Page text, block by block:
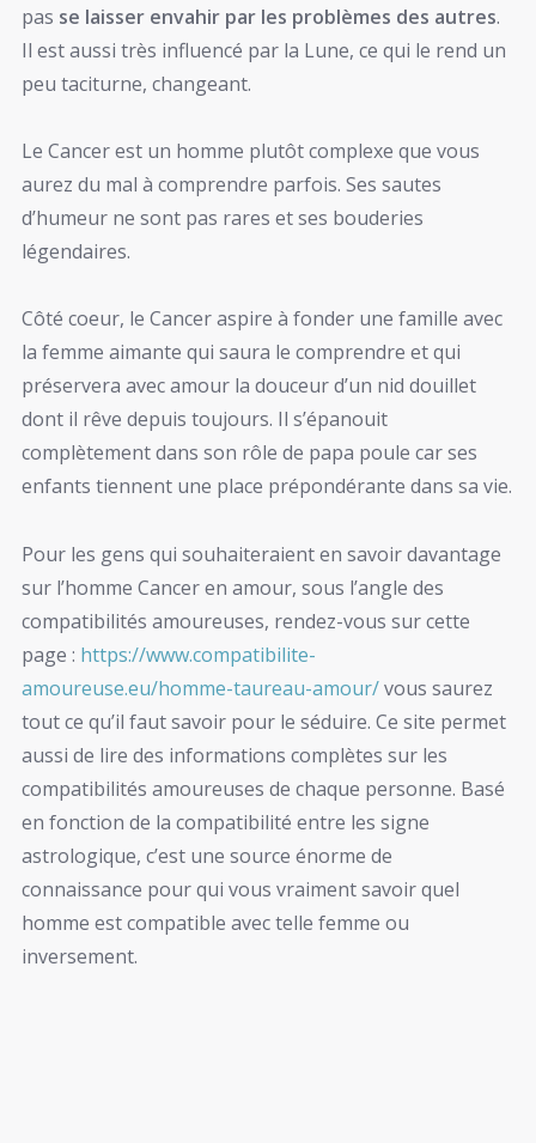
pas se laisser envahir par les problèmes des autres.
Il est aussi très influencé par la Lune, ce qui le rend un
peu taciturne, changeant.
Le Cancer est un homme plutôt complexe que vous
aurez du mal à comprendre parfois. Ses sautes
d’humeur ne sont pas rares et ses bouderies
légendaires.
Côté coeur, le Cancer aspire à fonder une famille avec
la femme aimante qui saura le comprendre et qui
préservera avec amour la douceur d’un nid douillet
dont il rêve depuis toujours. Il s’épanouit
complètement dans son rôle de papa poule car ses
enfants tiennent une place prépondérante dans sa vie.
Pour les gens qui souhaiteraient en savoir davantage
sur l’homme Cancer en amour, sous l’angle des
compatibilités amoureuses, rendez-vous sur cette
page : https://www.compatibilite-
amoureuse.eu/homme-taureau-amour/vous saurez
tout ce qu’il faut savoir pour le séduire. Ce site permet
aussi de lire des informations complètes sur les
compatibilités amoureuses de chaque personne. Basé
en fonction de la compatibilité entre les signe
astrologique, c’est une source énorme de
connaissance pour qui vous vraiment savoir quel
homme est compatible avec telle femme ou
inversement.